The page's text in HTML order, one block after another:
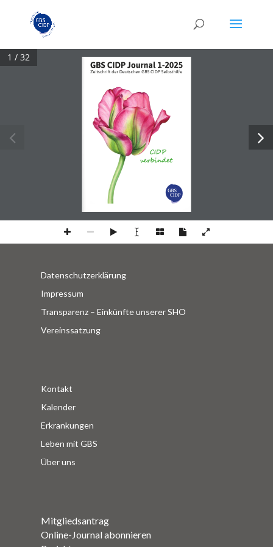
GBS CIDP Journal 1-2025
Zeitschrift der Deutschen GBS CIDP Selbsthilfe
ǨǏLj3
ɃʑʁʍʖQȫHɢ
1 / 32
Datenschutzerklärung
Impressum
Transparenz – Einkünfte unserer SHO
Vereinssatzung
Kontakt
Kalender
Erkrankungen
Leben mit GBS
Über uns
Mitgliedsantrag
Online-Journal abonnieren